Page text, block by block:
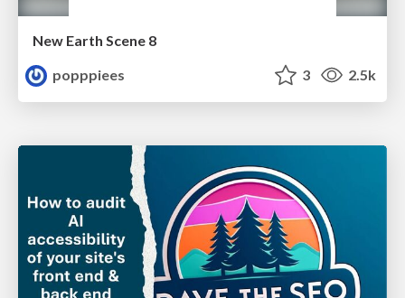
New Earth Scene 8
popppiees
3 2.5k